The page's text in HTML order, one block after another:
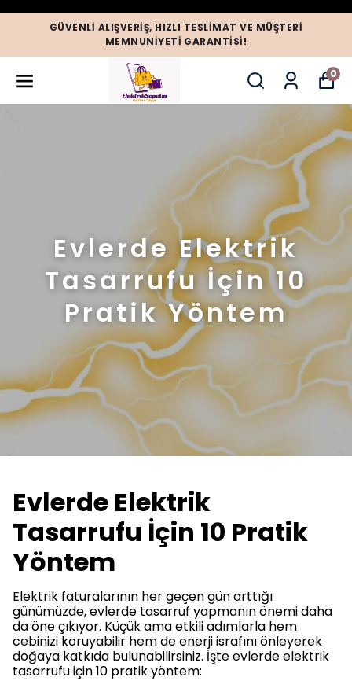
GÜVENLI ALIŞVERIŞ, HIZLI TESLIMAT VE MÜŞTERI
MEMNUNIYETI GARANTISI!
0
Evlerde Elektrik
Tasarrufu İçin 10
Pratik Yöntem
Evlerde Elektrik
Tasarrufu İçin 10 Pratik
Yöntem
Elektrik faturalarının her geçen gün arttığı
günümüzde, evlerde tasarruf yapmanın önemi daha
da öne çıkıyor. Küçük ama etkili adımlarla hem
cebinizi koruyabilir hem de enerji israfını önleyerek
doğaya katkıda bulunabilirsiniz. İşte evlerde elektrik
tasarrufu için 10 pratik yöntem: